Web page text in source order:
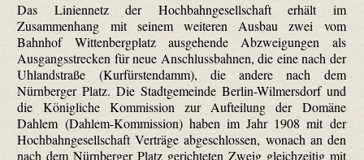
Das Liniennetz der Hochbahngesellschaft erhält im
Zusammenhang mit seinem weiteren Ausbau zwei vom
Bahnhof Wittenbergplatz ausgehende Abzweigungen als
Ausgangsstrecken für neue Anschlussbahnen, die eine nach der
Uhlandstraße (Kurfürstendamm), die andere nach dem
Nürnberger Platz. Die Stadtgemeinde Berlin-Wilmersdorf und
die Königliche Kommission zur Aufteilung der Domäne
Dahlem (Dahlem-Kommission) haben im Jahr 1908 mit der
Hochbahngesellschaft Verträge abgeschlossen, wonach an den
nach dem Nürnberger Platz gerichteten Zweig gleichzeitig mit